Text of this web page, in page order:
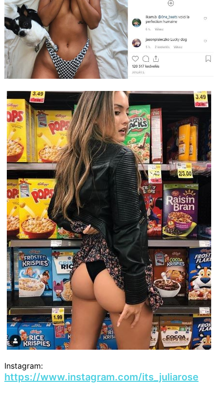
Instagram:
https://www.instagram.com/its_juliarose